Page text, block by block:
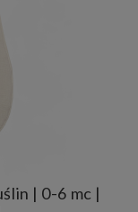
| 0-6 mc |